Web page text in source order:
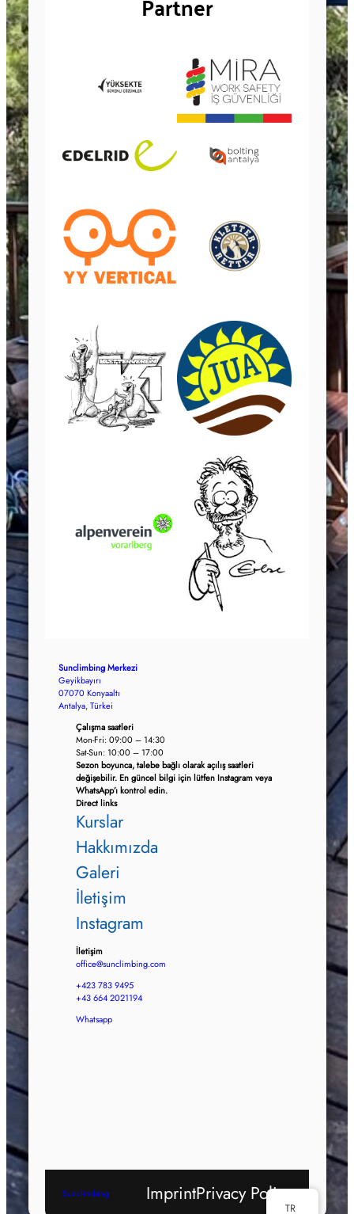
Sunclimbing Merkezi
Geyikbayırı
07070 Konyaaltı
Antalya, Türkei
Çalışma saatleri
Mon-Fri: 09:00 – 14:30
Sat-Sun: 10:00 – 17:00
Sezon boyunca, talebe bağlı olarak açılış saatleri
değişebilir. En güncel bilgi için lütfen Instagram veya
WhatsApp’ı kontrol edin.
Direct links
Kurslar
Hakkımızda
Galeri
İletişim
Instagram
İletişim
office@sunclimbing.com
+423 783 9495
+43 664 2021194
Whatsapp
Sunclimbing ImprintPrivacy Policy
TR